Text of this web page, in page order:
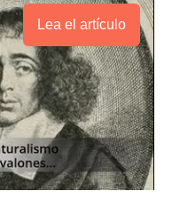
Lea el artículo